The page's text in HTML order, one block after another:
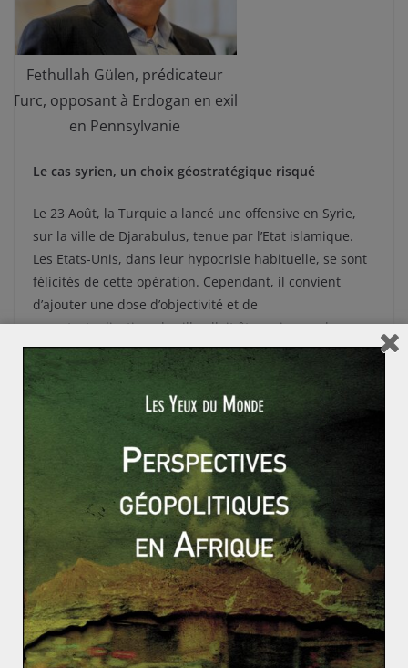
Fethullah Gülen, prédicateur
Turc, opposant à Erdogan en exil
en Pennsylvanie
Le cas syrien, un choix géostratégique risqué
Le 23 Août, la Turquie a lancé une offensive en Syrie,
sur la ville de Djarabulus, tenue par l’Etat islamique.
Les Etats-Unis, dans leur hypocrisie habituelle, se sont
félicités de cette opération. Cependant, il convient
d’ajouter une dose d’objectivité et de
recontextualisation : la ville allait être prise par les
combattants de l’YPG, elle était affaiblie et n’a
représentée qu’une formalité avec pour seul but
d’empêcher sa prise par les kurdes. Ils ont ensuite
pilloné les positions kurdes, au moment où ces
derniers sont en passe de faire fusionner les Kurdistan
irakien et syrien (et donc à terme de proclamer
l’indépendance). De plus, on a pu observer des
membres du groupe Nour ad-Din Zenki, groupe
“rebelle” islamiste qui a décapité en vidéo un enfant à
Alep, aux côtés des troupes Turques. La volonté
affichée de lutter contre Daech n’est donc
probablement pas le premier soucis de l’état Turc, qui
vise principalement les Kurdes et les troupes de Al-
Assad.